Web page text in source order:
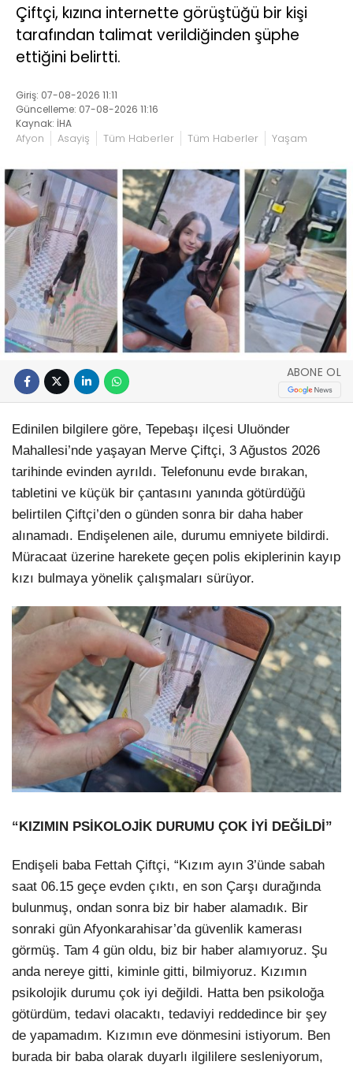
Çiftçi, kızına internette görüştüğü bir kişi
tarafından talimat verildiğinden şüphe
ettiğini belirtti.
Giriş: 07-08-2026 11:11
Güncelleme: 07-08-2026 11:16
Kaynak: İHA
Afyon Asayiş Tüm Haberler Tüm Haberler Yaşam
ABONE OL
Edinilen bilgilere göre, Tepebaşı ilçesi Uluönder
Mahallesi’nde yaşayan Merve Çiftçi, 3 Ağustos 2026
tarihinde evinden ayrıldı. Telefonunu evde bırakan,
tabletini ve küçük bir çantasını yanında götürdüğü
belirtilen Çiftçi’den o günden sonra bir daha haber
alınamadı. Endişelenen aile, durumu emniyete bildirdi.
Müracaat üzerine harekete geçen polis ekiplerinin kayıp
kızı bulmaya yönelik çalışmaları sürüyor.
“KIZIMIN PSİKOLOJİK DURUMU ÇOK İYİ DEĞİLDİ”
Endişeli baba Fettah Çiftçi, “Kızım ayın 3’ünde sabah
saat 06.15 geçe evden çıktı, en son Çarşı durağında
bulunmuş, ondan sonra biz bir haber alamadık. Bir
sonraki gün Afyonkarahisar’da güvenlik kamerası
görmüş. Tam 4 gün oldu, biz bir haber alamıyoruz. Şu
anda nereye gitti, kiminle gitti, bilmiyoruz. Kızımın
psikolojik durumu çok iyi değildi. Hatta ben psikoloğa
götürdüm, tedavi olacaktı, tedaviyi reddedince bir şey
de yapamadım. Kızımın eve dönmesini istiyorum. Ben
burada bir baba olarak duyarlı ilgililere sesleniyorum,